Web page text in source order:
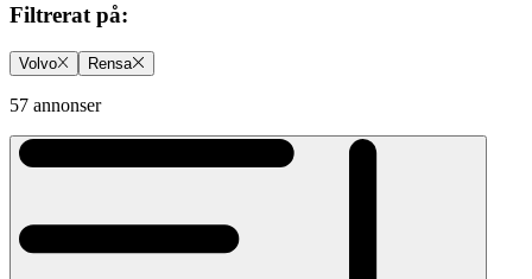
Filtrerat på:
Volvo Rensa
57 annonser